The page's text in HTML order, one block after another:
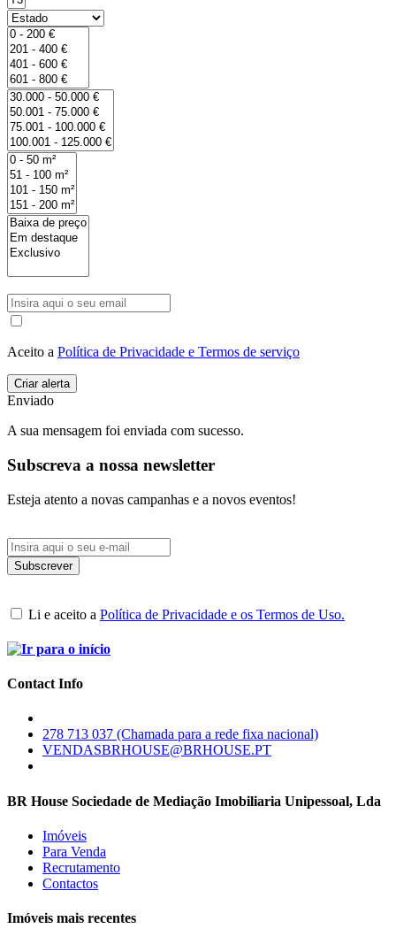
Aceito a Política de Privacidade e Termos de serviço
Enviado
A sua mensagem foi enviada com sucesso.
Subscreva a nossa newsletter
Esteja atento a novas campanhas e a novos eventos!
Li e aceito a Política de Privacidade e os Termos de Uso.
Contact Info
278 713 037 (Chamada para a rede fixa nacional)
VENDASBRHOUSE@BRHOUSE.PT
BR House Sociedade de Mediação Imobiliaria Unipessoal, Lda
Imóveis
Para Venda
Recrutamento
Contactos
Imóveis mais recentes